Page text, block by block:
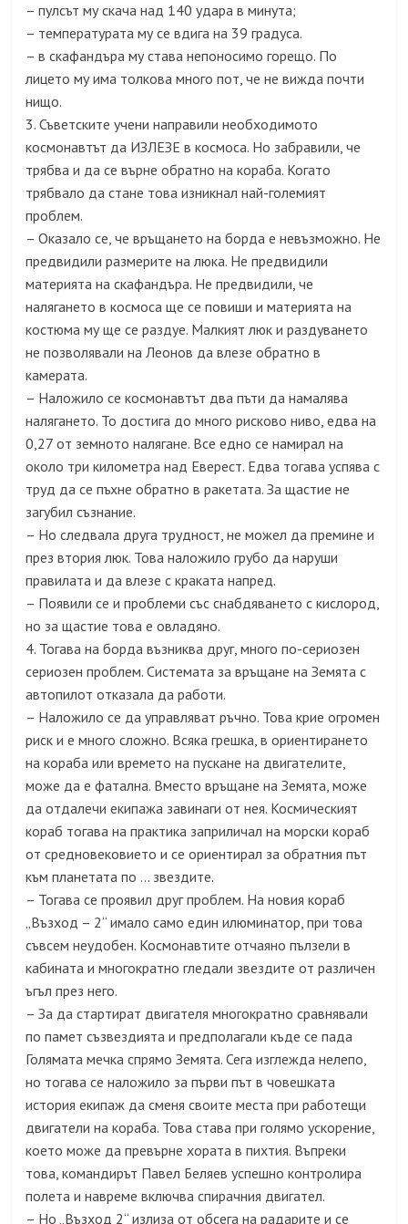
– пулсът му скача над 140 удара в минута;
– температурата му се вдига на 39 градуса.
– в скафандъра му става непоносимо горещо. По
лицето му има толкова много пот, че не вижда почти
нищо.
3. Съветските учени направили необходимото
космонавтът да ИЗЛЕЗЕ в космоса. Но забравили, че
трябва и да се върне обратно на кораба. Когато
трябвало да стане това изникнал най-големият
проблем.
– Оказало се, че връщането на борда е невъзможно. Не
предвидили размерите на люка. Не предвидили
материята на скафандъра. Не предвидили, че
налягането в космоса ще се повиши и материята на
костюма му ще се раздуе. Малкият люк и раздуването
не позволявали на Леонов да влезе обратно в
камерата.
– Наложило се космонавтът два пъти да намалява
налягането. То достига до много рисково ниво, едва на
0,27 от земното налягане. Все едно се намирал на
около три километра над Еверест. Едва тогава успява с
труд да се пъхне обратно в ракетата. За щастие не
загубил съзнание.
– Но следвала друга трудност, не можел да премине и
през втория люк. Това наложило грубо да наруши
правилата и да влезе с краката напред.
– Появили се и проблеми със снабдяването с кислород,
но за щастие това е овладяно.
4. Тогава на борда възниква друг, много по-сериозен
сериозен проблем. Системата за връщане на Земята с
автопилот отказала да работи.
– Наложило се да управляват ръчно. Това крие огромен
риск и е много сложно. Всяка грешка, в ориентирането
на кораба или времето на пускане на двигателите,
може да е фатална. Вместо връщане на Земята, може
да отдалечи екипажа завинаги от нея. Космическият
кораб тогава на практика заприличал на морски кораб
от средновековието и се ориентирал за обратния път
към планетата по … звездите.
– Тогава се проявил друг проблем. На новия кораб
„Възход – 2“ имало само един илюминатор, при това
съвсем неудобен. Космонавтите отчаяно пълзели в
кабината и многократно гледали звездите от различен
ъгъл през него.
– За да стартират двигателя многократно сравнявали
по памет съзвездията и предполагали къде се пада
Голямата мечка спрямо Земята. Сега изглежда нелепо,
но тогава се наложило за първи път в човешката
история екипаж да сменя своите места при работещи
двигатели на кораба. Това става при голямо ускорение,
което може да превърне хората в пихтия. Въпреки
това, командирът Павел Беляев успешно контролира
полета и навреме включва спирачния двигател.
– Но „Възход 2“ излиза от обсега на радарите и се